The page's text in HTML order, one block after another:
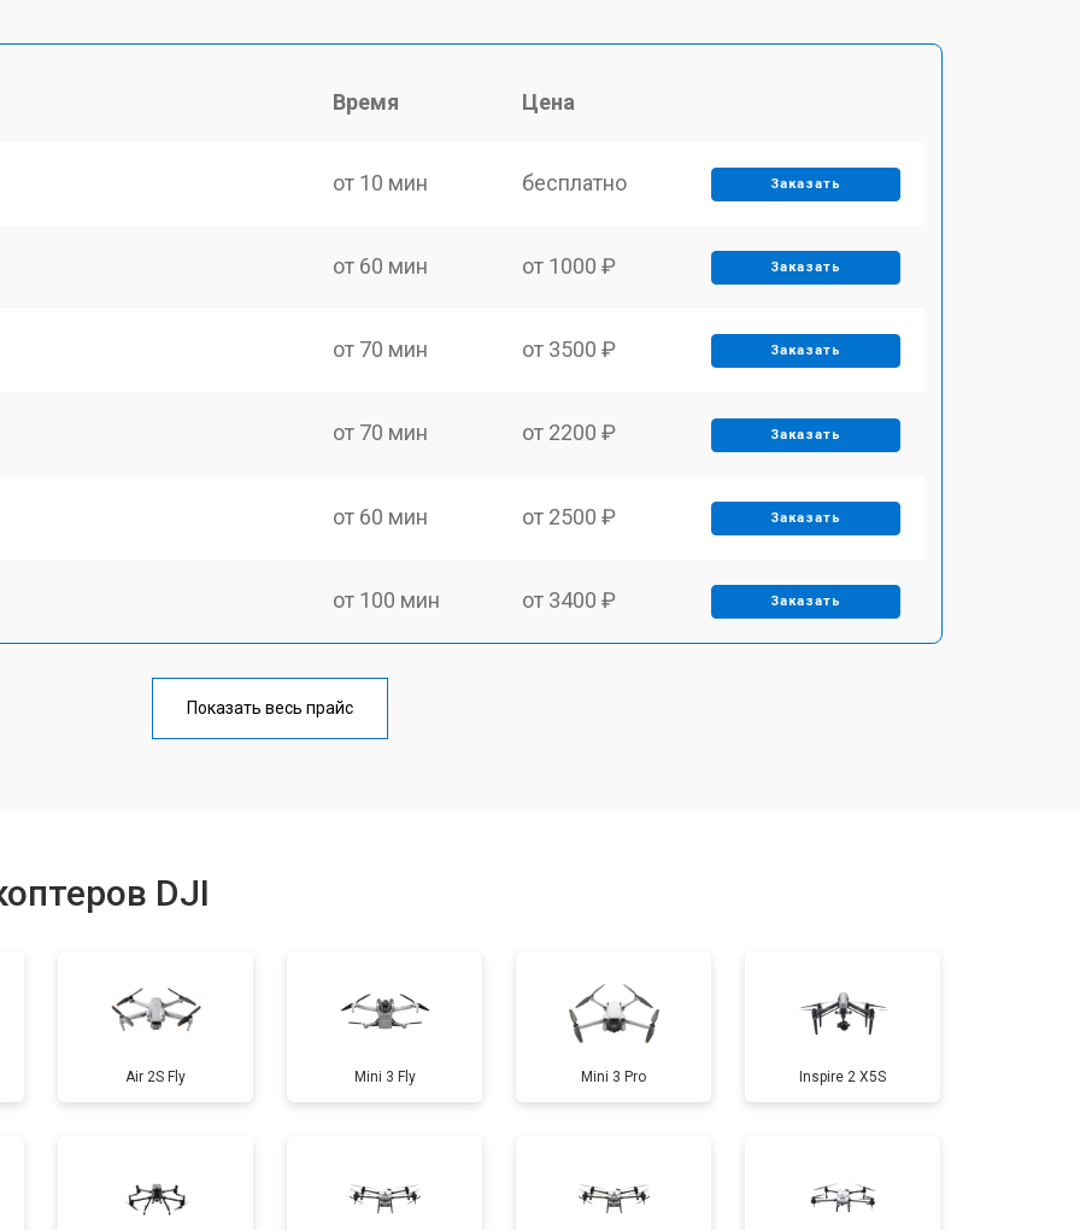
Время Цена
от 10 мин бесплатно Заказать
от 60 мин от 1000 ₽ Заказать
от 70 мин от 3500 ₽ Заказать
от 70 мин от 2200 ₽ Заказать
от 60 мин от 2500 ₽ Заказать
от 100 мин от 3400 ₽ Заказать
от 60 мин
от 50 мин от 1500 ₽ Заказать
от 60 мин от 1600 ₽ Заказать
от 40 мин от 1000 ₽ Заказать
Показать весь прайс
DJI
Air 2S Fly Mini 3 Fly Mini 3 Pro Inspire 2 X5S